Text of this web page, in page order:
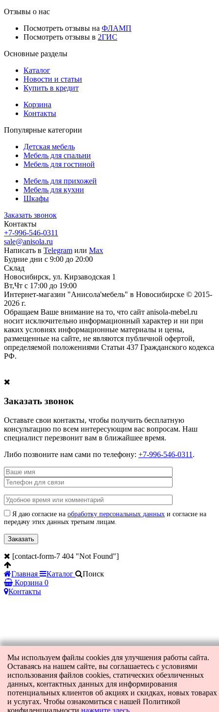
Отзывы о нас
Посмотреть отзывы на ФЛАМП
Посмотреть отзывы в 2ГИС
Основные разделы
Каталог
Новости и статьи
Купить в кредит
Корзина
Контакты
Популярные категории
Детская мебель
Мебель для спальни
Мебель для гостиной
Мебель для прихожей
Мебель для кухни
Шкафы
Заказать звонок
Контакты
+7-996-546-0311
sale@anisola.ru
Написать в Telegram или Max
Будние дни с 9:00 до 20:00
Склад
Новосибирск, ул. Кирзаводская 1
Вт,Чт с 17:00 до 19:00
Интернет-магазин "Анисола'мебель" в Новосибирске © 2015-
2026 г.
Обращаем Ваше внимание на то, что сайт anisola-mebel.ru
носит исключительно информационный характер и ни при
каких условиях информационные материалы и цены,
размещенные на сайте, не являются публичной офертой,
определяемой положениями Статьи 437 Гражданского кодекса
РФ.
Заказать звонок
Оставьте свои контакты, чтобы получить бесплатную
консультацию по всем интересующим вас вопросам. Наш
специалист перезвонит вам в ближайшее время.
Либо позвоните нам сами по телефону: +7-996-546-0311 .
Я даю согласие на обработку персональных данных и согласие на
передачу этих данных третьим лицам.
[contact-form-7 404 "Not Found"]
Главная Каталог
Поиск
Корзина 0
Контакты
Мы используем файлы cookies для улучшения работы сайта.
Оставаясь на нашем сайте, вы соглашаетесь с условиями
использования файлов cookies, статических обезличенных
данных, контактных данных для информирования
потенциальных клиентов об акциях и скидках, новых товарах
и услугах. Чтобы ознакомиться с нашей Политикой
конфиденциальности нажмите здесь